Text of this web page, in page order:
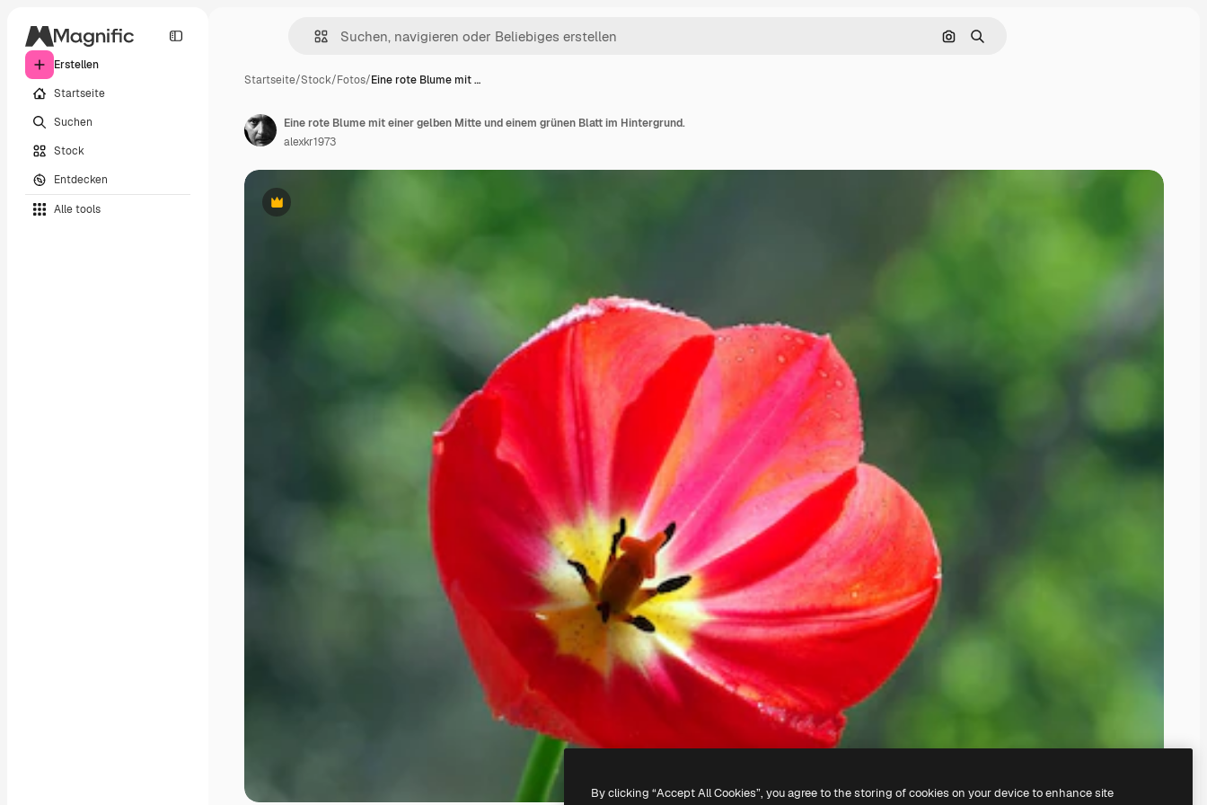
Erstellen
Startseite
Suchen
Stock
Entdecken
Alle tools
Nach Bild suchen
Suchen
Startseite/Stock/Fotos/Eine rote Blume mit …
Premium
Eine rote Blume mit einer gelben Mitte und einem grünen Blatt im Hintergrund.
alexkr1973
By clicking “Accept All Cookies”, you agree to the storing of cookies on your device to enhance site